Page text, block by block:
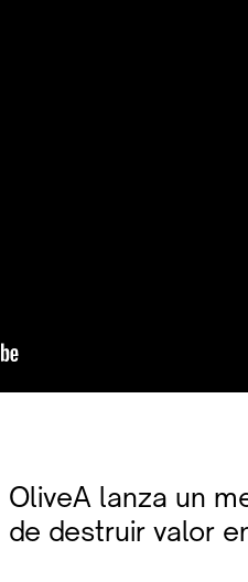
OliveA lanza un
de destruir valor